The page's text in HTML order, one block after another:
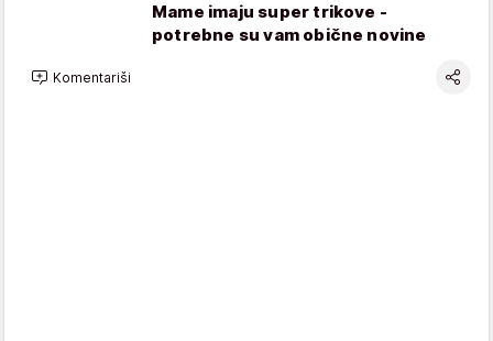
Mame imaju super trikove -
potrebne su vam obične novine
Komentariši